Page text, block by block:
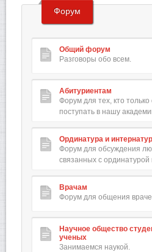
Форум
Общий форум
Разговоры обо всем.
Абитуриентам
Форум для тех, кто только
поступать в нашу
Ординатура и
Форум для обсуждения
связанных с ординатурой
Врачам
Форум для общения
Научное общество
ученых
Занимаемся наукой.